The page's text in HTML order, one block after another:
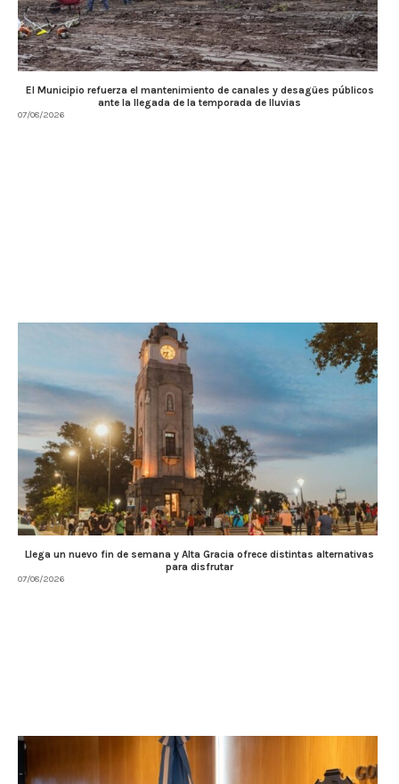
El Municipio refuerza el mantenimiento de canales y desagües públicos
ante la llegada de la temporada de lluvias
07/08/2026
Llega un nuevo fin de semana y Alta Gracia ofrece distintas alternativas
para disfrutar
07/08/2026